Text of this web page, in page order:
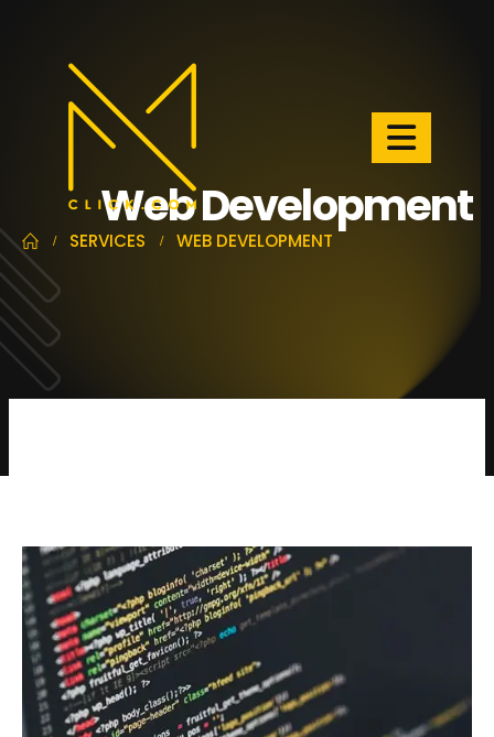
Web Development
SERVICES WEB DEVELOPMENT